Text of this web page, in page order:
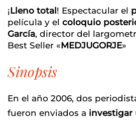
¡Lleno total ! Espectacular el
película y el coloquio
García, director del
Best Seller «MEDJUGORJE»
Sinopsis
En el año 2006, dos
fueron enviados a investigar